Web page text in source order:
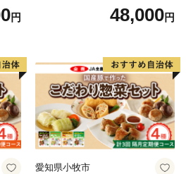
円 48,000円
愛知県小牧市